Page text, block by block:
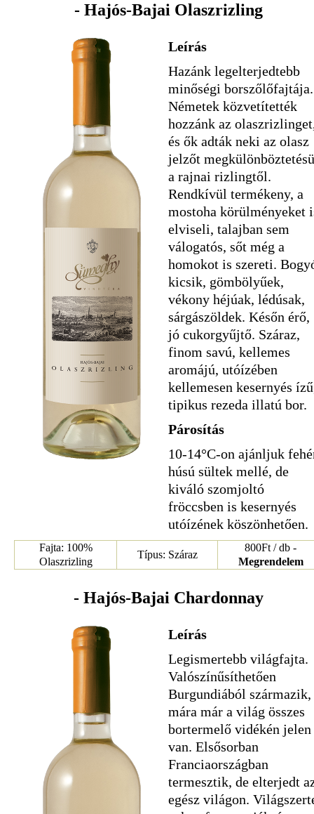
- Hajós-Bajai Olaszrizling
Leírás
Hazánk legelterjedtebb
minőségi borszőlőfajtája.
Németek közvetítették
hozzánk az
és ők adták neki az olasz
jelzőt
a rajnai rizlingtől.
Rendkívül termékeny, a
mostoha körülményeket
elviseli, talajban sem
válogatós, sőt még a
homokot is szereti.
kicsik, gömbölyűek,
vékony héjúak, lédúsak,
sárgászöldek. Későn érő,
jó cukorgyűjtő. Száraz,
finom savú, kellemes
aromájú, utóízében
kellemesen kesernyés
tipikus rezeda illatú bor.
Párosítás
10-14°C-on ajánljuk
húsú sültek mellé, de
kiváló szomjoltó
fröccsben is kesernyés
utóízének köszönhetően.
Fajta: 100%
Olaszrizling
Típus: Száraz
800Ft / db -
Megrendelem
- Hajós-Bajai Chardonnay
Leírás
Legismertebb világfajta.
Valószínűsíthetően
Burgundiából származik,
mára már a világ összes
bortermelő vidékén jelen
van. Elsősorban
Franciaországban
termesztik, de elterjedt
egész világon.